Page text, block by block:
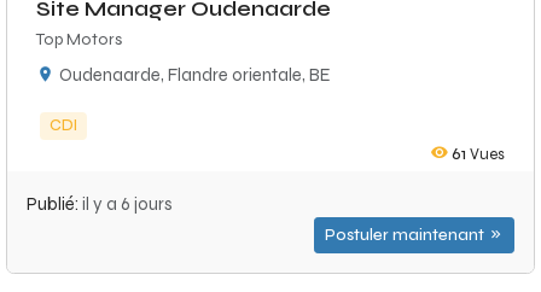
Site Manager Oudenaarde
Top Motors
Oudenaarde, Flandre orientale, BE
CDI
61 Vues
Publié: il y a 6 jours
Postuler maintenant